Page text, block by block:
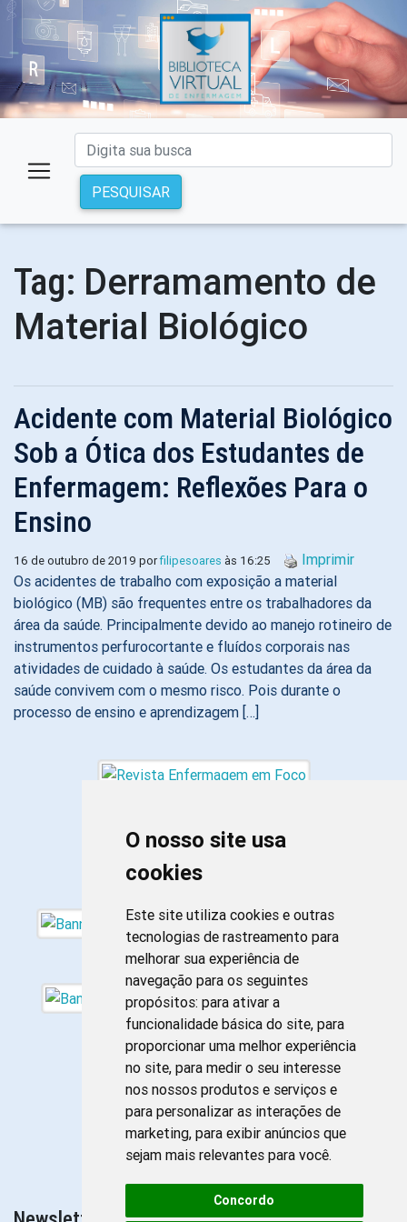
O nosso site usa
cookies
Este site utiliza cookies e outras
tecnologias de rastreamento para
melhorar sua experiência de
navegação para os seguintes
propósitos: para ativar a
funcionalidade básica do site, para
proporcionar uma melhor experiência
no site, para medir o seu interesse
nos nossos produtos e serviços e
para personalizar as interações de
marketing, para exibir anúncios que
sejam mais relevantes para você.
Concordo
PESQUISAR
Tag: Derramamento de
Material Biológico
Acidente com Material Biológico
Sob a Ótica dos Estudantes de
Enfermagem: Reflexões Para o
Ensino
16 de outubro de 2019 porfilipesoares às 16:25
Imprimir
Os acidentes de trabalho com exposição a material
biológico (MB) são frequentes entre os trabalhadores da
área da saúde. Principalmente devido ao manejo rotineiro de
instrumentos perfurocortante e fluídos corporais nas
atividades de cuidado à saúde. Os estudantes da área da
saúde convivem com o mesmo risco. Pois durante o
processo de ensino e aprendizagem […]